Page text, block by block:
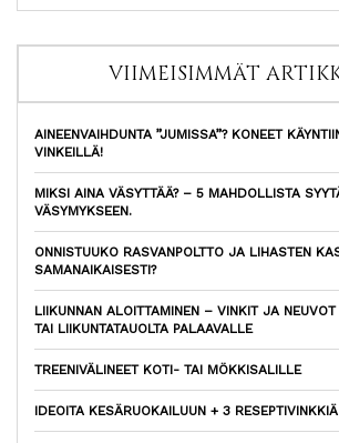
VIIMEISIMMÄT
AINEENVAIHDUNTA ”JUMISSA”? KONEET
VINKEILLÄ!
MIKSI AINA VÄSYTTÄÄ? – 5 MAHDOLLISTA
VÄSYMYKSEEN.
ONNISTUUKO RASVANPOLTTO JA LIHASTEN
SAMANAIKAISESTI?
LIIKUNNAN ALOITTAMINEN – VINKIT JA
TAI LIIKUNTATAUOLTA PALAAVALLE
TREENIVÄLINEET KOTI- TAI MÖKKISALILLE
IDEOITA KESÄRUOKAILUUN + 3 RESEPTIVINKKIÄ